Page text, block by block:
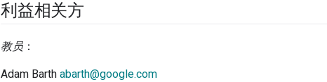
利益相关方
教员 ：
Adam Barth abarth@google.com